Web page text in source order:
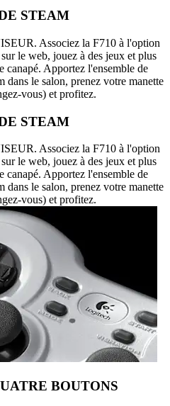
STEAM
Associez la F710 à l'option
le web, jouez à des jeux et plus
canapé. Apportez l'ensemble de
dans le salon, prenez votre manette
vous) et profitez.
STEAM
Associez la F710 à l'option
le web, jouez à des jeux et plus
canapé. Apportez l'ensemble de
dans le salon, prenez votre manette
vous) et profitez.
BOUTONS